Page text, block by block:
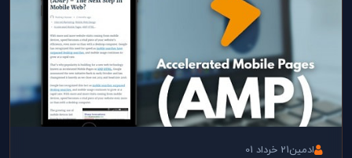
ادمین21 خرداد 01